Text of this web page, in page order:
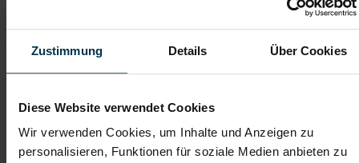
Zustimmung Details Über Cookies
Diese Website verwendet Cookies
Wir verwenden Cookies, um Inhalte und Anzeigen zu
personalisieren, Funktionen für soziale Medien anbieten zu
Telefon*
Lebenslauf